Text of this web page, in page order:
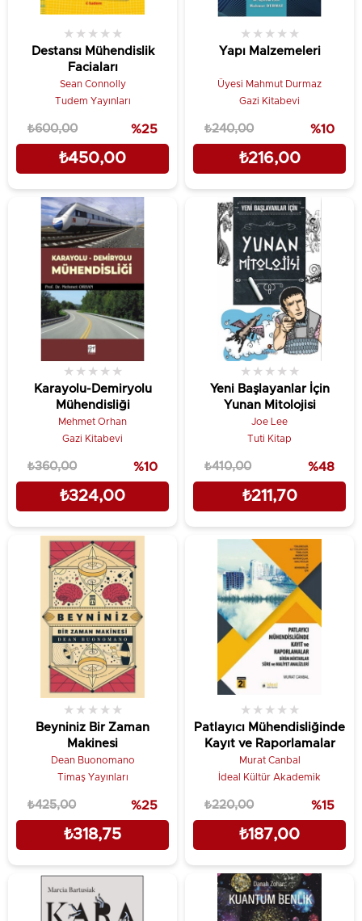
Destansı Mühendislik
Faciaları
★ ★ ★ ★ ★
Sean Connolly
Tudem Yayınları
₺450,00
₺600,00 %25
Yapı Malzemeleri
★ ★ ★ ★ ★
Üyesi Mahmut Durmaz
Gazi Kitabevi
₺216,00
₺240,00 %10
Karayolu-Demiryolu
Mühendisliği
★ ★ ★ ★ ★
Mehmet Orhan
Gazi Kitabevi
₺324,00
₺360,00 %10
Yeni Başlayanlar İçin
Yunan Mitolojisi
★ ★ ★ ★ ★
Joe Lee
Tuti Kitap
₺211,70
₺410,00 %48
Beyniniz Bir Zaman
Makinesi
★ ★ ★ ★ ★
Dean Buonomano
Timaş Yayınları
₺318,75
₺425,00 %25
Patlayıcı Mühendisliğinde
Kayıt ve Raporlamalar
★ ★ ★ ★ ★
Murat Canbal
İdeal Kültür Akademik
₺187,00
₺220,00 %15